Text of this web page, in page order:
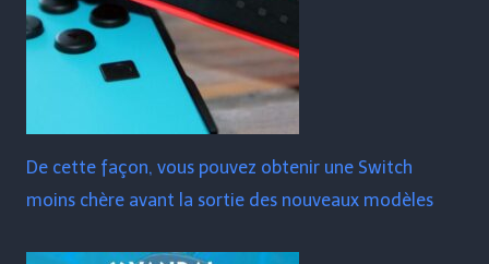
De cette façon, vous pouvez obtenir une Switch
moins chère avant la sortie des nouveaux modèles